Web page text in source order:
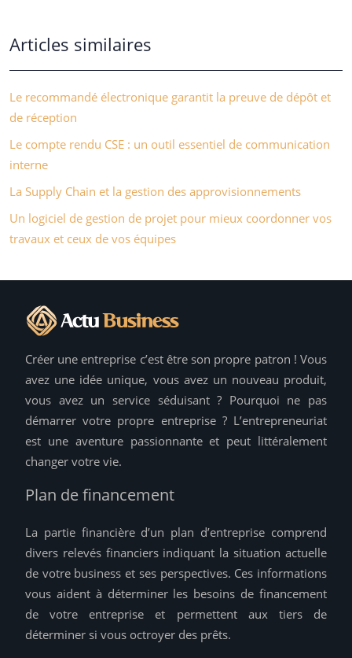
Articles similaires
Le recommandé électronique garantit la preuve de dépôt et
de réception
Le compte rendu CSE : un outil essentiel de communication
interne
La Supply Chain et la gestion des approvisionnements
Un logiciel de gestion de projet pour mieux coordonner vos
travaux et ceux de vos équipes
Créer une entreprise c’est être son propre patron ! Vous
avez une idée unique, vous avez un nouveau produit,
vous avez un service séduisant ? Pourquoi ne pas
démarrer votre propre entreprise ? L’entrepreneuriat
est une aventure passionnante et peut littéralement
changer votre vie.
Plan de financement
La partie financière d’un plan d’entreprise comprend
divers relevés financiers indiquant la situation actuelle
de votre business et ses perspectives. Ces informations
vous aident à déterminer les besoins de financement
de votre entreprise et permettent aux tiers de
déterminer si vous octroyer des prêts.